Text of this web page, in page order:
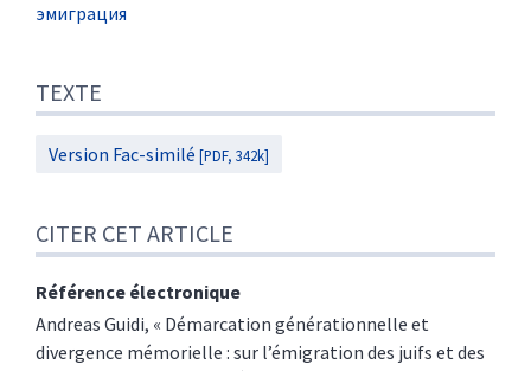
эмиграция
TEXTE
Version Fac-similé [PDF, 342k]
CITER CET ARTICLE
Référence électronique
Andreas Guidi, « Démarcation générationnelle et
divergence mémorielle : sur l’émigration des juifs et des